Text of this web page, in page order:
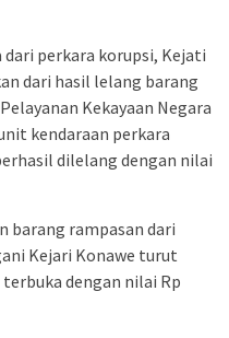
perkara korupsi, Kejati
dari hasil lelang barang
Kekayaan Negara
kendaraan perkara
dilelang dengan nilai
barang rampasan dari
Kejari Konawe turut
dengan nilai Rp